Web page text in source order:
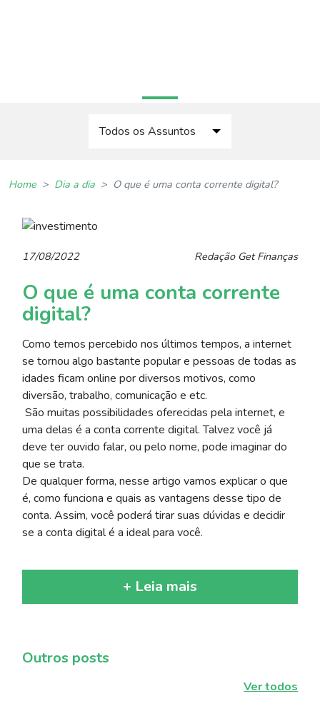
Todos os Assuntos
Planejamento Financeiro
Home Dia a dia O que é uma conta corrente digital?
17/08/2022 Redação Get Finanças
O que é uma conta corrente
digital?
Como temos percebido nos últimos tempos, a internet
se tornou algo bastante popular e pessoas de todas as
idades ficam online por diversos motivos, como
diversão, trabalho, comunicação e etc.
São muitas possibilidades oferecidas pela internet, e
uma delas é a conta corrente digital. Talvez você já
deve ter ouvido falar, ou pelo nome, pode imaginar do
que se trata.
De qualquer forma, nesse artigo vamos explicar o que
é, como funciona e quais as vantagens desse tipo de
conta. Assim, você poderá tirar suas dúvidas e decidir
se a conta digital é a ideal para você.
+ Leia mais
Outros posts
Ver todos